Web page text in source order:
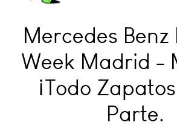
Mercedes Benz
Week Madrid -
¡Todo
Parte.